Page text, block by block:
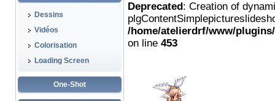
Dessins
Vidéos
Colorisation
Loading Screen
One-Shot
Deprecated: Creation of
/home/atelierdrf/www/
on line 453